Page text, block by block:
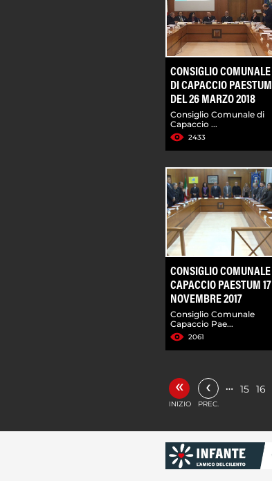
CONSIGLIO COMUNALE
DI CAPACCIO PAESTUM
DEL 26 MARZO 2018
Consiglio Comunale di
Capaccio ...
2433
CONSIGLIO COMUNALE
CAPACCIO PAESTUM 17
NOVEMBRE 2017
Consiglio Comunale
Capaccio Pae...
2061
«
INIZIO
‹
PREC.
… 15 16